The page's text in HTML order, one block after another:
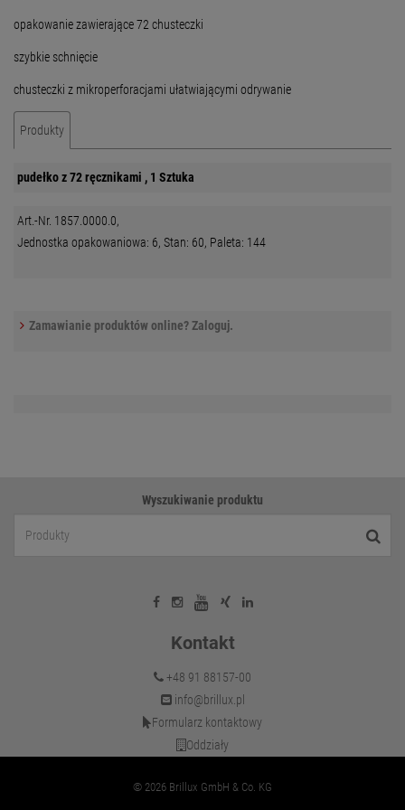
opakowanie zawierające 72 chusteczki
szybkie schnięcie
chusteczki z mikroperforacjami ułatwiającymi odrywanie
Produkty
pudełko z 72 ręcznikami , 1 Sztuka
Art.-Nr. 1857.0000.0,
Jednostka opakowaniowa: 6, Stan: 60, Paleta: 144
Zamawianie produktów online? Zaloguj.
Wyszukiwanie produktu
Kontakt
+48 91 88157-00
info@brillux.pl
Formularz kontaktowy
Oddziały
© 2026 Brillux GmbH & Co. KG